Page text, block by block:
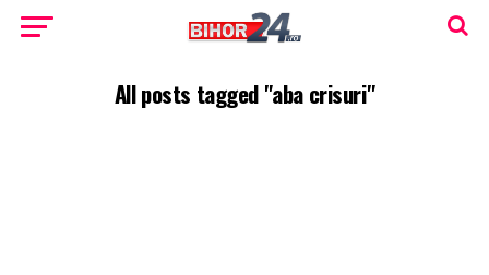
All posts tagged "aba crisuri"